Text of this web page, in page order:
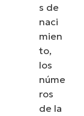
s de
naci
mien
to,
los
núme
ros
de la